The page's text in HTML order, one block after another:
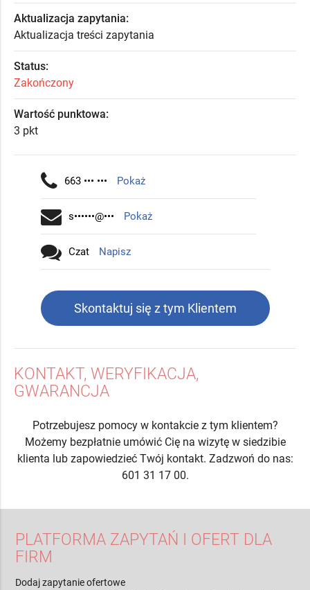
Aktualizacja zapytania:
Aktualizacja treści zapytania
Status:
Zakończony
Wartość punktowa:
3 pkt
663 ••• ••• Pokaż
s••••••@••• Pokaż
Czat Napisz
Skontaktuj się z tym Klientem
KONTAKT, WERYFIKACJA,
GWARANCJA
Potrzebujesz pomocy w kontakcie z tym klientem?
Możemy bezpłatnie umówić Cię na wizytę w siedzibie
klienta lub zapowiedzieć Twój kontakt. Zadzwoń do nas:
601 31 17 00.
PLATFORMA ZAPYTAŃ I OFERT DLA
FIRM
Dodaj zapytanie ofertowe